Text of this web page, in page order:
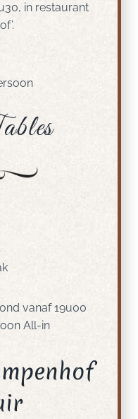
in restaurant
vanaf 19u00
All-in